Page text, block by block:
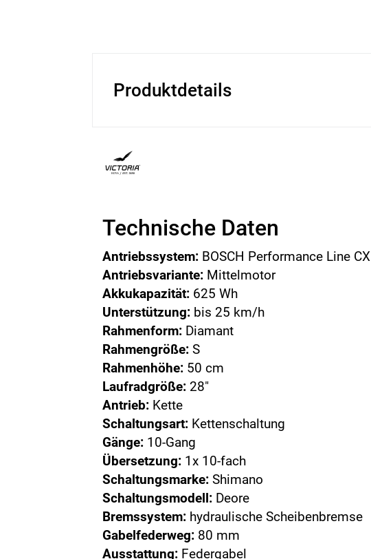
Produktdetails
Technische Daten
Antriebssystem: BOSCH Performance Line CX
Antriebsvariante: Mittelmotor
Akkukapazität: 625 Wh
Unterstützung: bis 25 km/h
Rahmenform: Diamant
Rahmengröße: S
Rahmenhöhe: 50 cm
Laufradgröße: 28"
Antrieb: Kette
Schaltungsart: Kettenschaltung
Gänge: 10-Gang
Übersetzung: 1x 10-fach
Schaltungsmarke: Shimano
Schaltungsmodell: Deore
Bremssystem: hydraulische Scheibenbremse
Gabelfederweg: 80 mm
Ausstattung: Federgabel